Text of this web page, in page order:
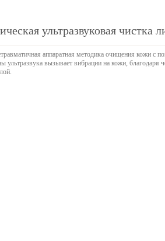
ультразвуковая чистка
аппаратная методика очищения кожи с
ультразвука вызывает вибрации на кожи, благодаря